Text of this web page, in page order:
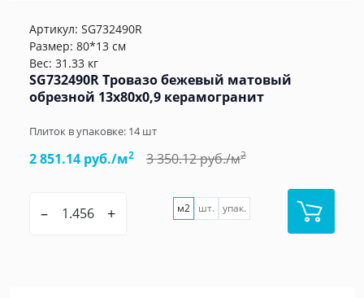
Артикул: SG732490R
Размер: 80*13 см
Вес: 31.33 кг
SG732490R Тровазо бежевый матовый
обрезной 13x80x0,9 керамогранит
Плиток в упаковке: 14шт
2 851.14 руб./м2 3 350.12 руб./м2
– + м2 шт. упак.